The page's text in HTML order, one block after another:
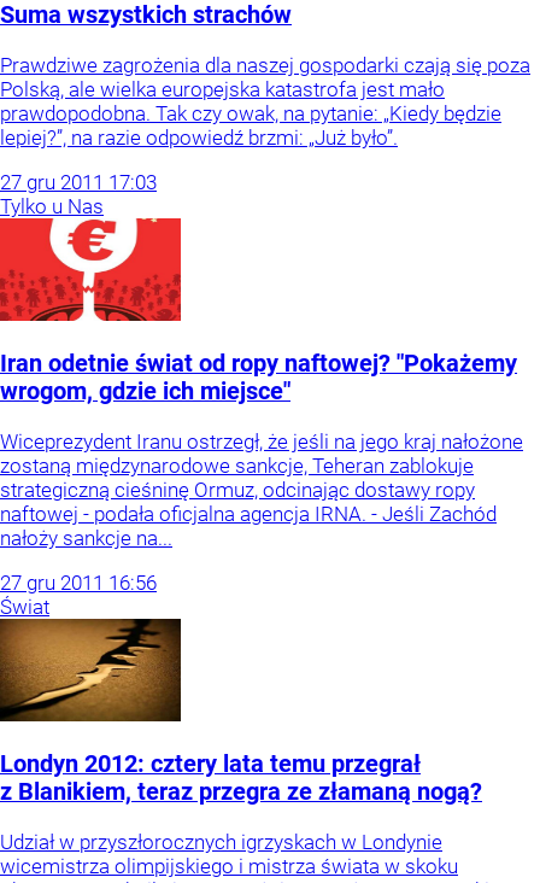
Suma wszystkich strachów
Prawdziwe zagrożenia dla naszej gospodarki czają się poza
Polską, ale wielka europejska katastrofa jest mało
prawdopodobna. Tak czy owak, na pytanie: „Kiedy będzie
lepiej?”, na razie odpowiedź brzmi: „Już było”.
27 gru 2011 17:03
Tylko u Nas
Iran odetnie świat od ropy naftowej? "Pokażemy
wrogom, gdzie ich miejsce"
Wiceprezydent Iranu ostrzegł, że jeśli na jego kraj nałożone
zostaną międzynarodowe sankcje, Teheran zablokuje
strategiczną cieśninę Ormuz, odcinając dostawy ropy
naftowej - podała oficjalna agencja IRNA. - Jeśli Zachód
nałoży sankcje na...
27 gru 2011 16:56
Świat
Londyn 2012: cztery lata temu przegrał
z Blanikiem, teraz przegra ze złamaną nogą?
Udział w przyszłorocznych igrzyskach w Londynie
wicemistrza olimpijskiego i mistrza świata w skoku